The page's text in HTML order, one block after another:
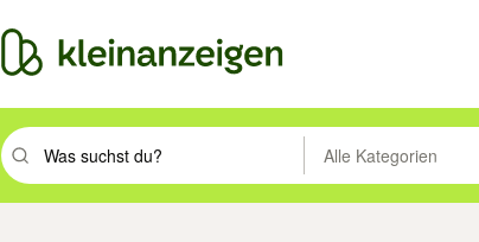
Suchbegriff eingeben. Eingabetaste drücken um zu suchen,
Alle Kategorien